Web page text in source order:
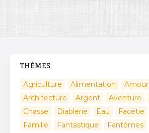
THÈMES
Agriculture Alimentation Amour
Architecture
Argent Aventure
Chasse
Diablerie Eau Facétie
Famille
Fantastique Fantômes